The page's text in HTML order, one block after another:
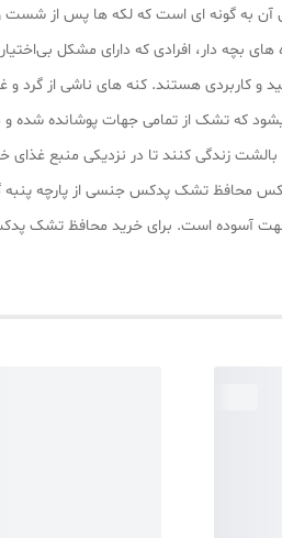
به گونه‌ ای است که لکه‌ ها پس از شست
بچه دار، افرادی که دارای مشکل
و کاربردی هستند. کنه‌ های ناشی از گرد
که تشک از تمامی جهات پوشانده شده
زندگی کنند تا در نزدیکی منبع غذای
جهت آسوده است. برای خرید محافظ تشک